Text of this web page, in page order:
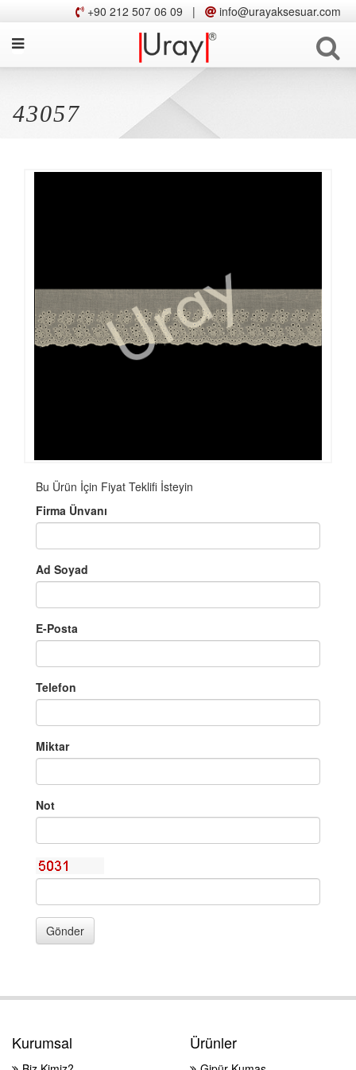
+90 212 507 06 09 | info@urayaksesuar.com
43057
Bu Ürün İçin Fiyat Teklifi İsteyin
Firma Ünvanı
Ad Soyad
E-Posta
Telefon
Miktar
Not
Gönder
Kurumsal Ürünler